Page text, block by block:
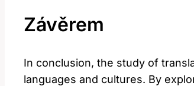
Závěrem
In conclusion, the study of
languages and cultures. By